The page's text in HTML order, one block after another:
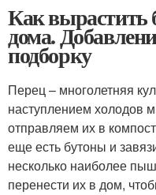
Как вырастить
дома.
подборку
Перец – многолетняя
наступлением холодов
отправляем их в
еще есть бутоны и
несколько наиболее
перенести их в дом,